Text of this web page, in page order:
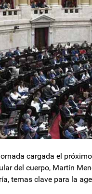
cargada el
del cuerpo, Martín
temas clave para la